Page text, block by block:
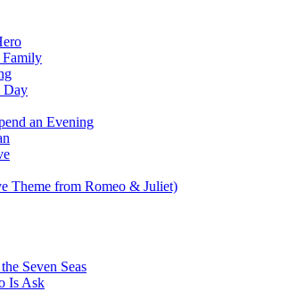
Family
Day
an Evening
Theme from Romeo & Juliet)
Seven Seas
Is Ask